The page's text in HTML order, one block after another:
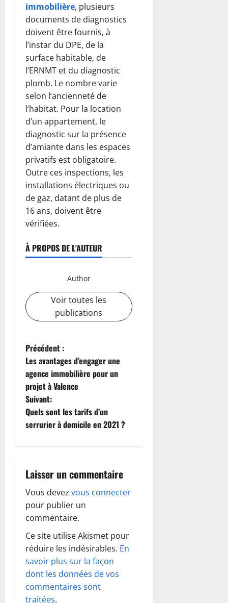
immobilière, plusieurs
documents de diagnostics
doivent être fournis, à
l’instar du DPE, de la
surface habitable, de
l’ERNMT et du diagnostic
plomb. Le nombre varie
selon l’ancienneté de
l’habitat. Pour la location
d’un appartement, le
diagnostic sur la présence
d’amiante dans les espaces
privatifs est obligatoire.
Outre ces inspections, les
installations électriques ou
de gaz, datant de plus de
16 ans, doivent être
vérifiées.
À PROPOS DE L'AUTEUR
Author
Voir toutes les
publications
N
a
v
i
t
i
o
n
d
’
Précédent :
Les avantages d’engager une
agence immobilière pour un
projet à Valence
Suivant:
Quels sont les tarifs d’un
serrurier à domicile en 2021 ?
Laisser un commentaire
Vous devez vous connecter
pour publier un
commentaire.
Ce site utilise Akismet pour
réduire les indésirables. En
savoir plus sur la façon
dont les données de vos
commentaires sont
traitées.